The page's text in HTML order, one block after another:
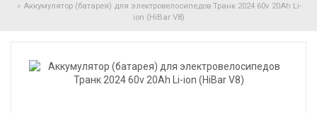
Аккумулятор (батарея) для электровелосипедов Транк 2024 60v 20Ah Li-
ion (HiBar V8)